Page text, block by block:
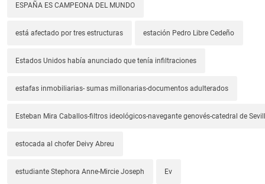
ESPAÑA ES CAMPEONA DEL MUNDO
está afectado por tres estructuras estación Pedro Libre Cedeño
Estados Unidos había anunciado que tenía infiltraciones
estafas inmobiliarias- sumas millonarias-documentos adulterados
Esteban Mira Caballos-filtros ideológicos-navegante genovés-catedral de
estocada al chofer Deivy Abreu
estudiante Stephora Anne-Mircie Joseph Ev